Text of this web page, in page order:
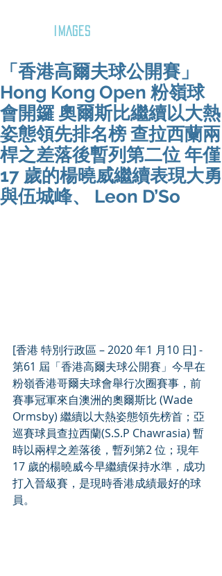
IMAGES
「香港高爾夫球公開賽」
Hong Kong Open 粉嶺球
會開鑼 奧爾斯比繼續以大熱
姿態領先排名榜 查拉西蘭兩
桿之差落後暫列第二位 年僅
17 歲的楊曉威繼續表現大勇
與伍城峰、 Leon D’So
[香港 特別行政區 – 2020 年1 月10 日] -
第61 屆「香港高爾夫球公開賽」今早在
粉嶺香港哥爾夫球會舉行次圈賽事，前
賽事冠軍來自澳洲的奧爾斯比 (Wade
Ormsby) 繼續以大熱姿態領先榜首；亞
巡賽球員查拉西蘭(S.S.P Chawrasia) 暫
時以兩桿之差落後，暫列第2 位；現年
17 歲的楊曉威今早繼續保持水準，成功
打入晉級賽，是現時香港成績最好的球
員。